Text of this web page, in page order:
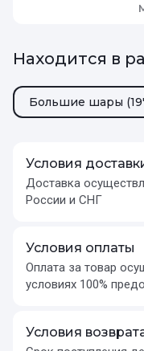
Находится в
Большие шары
Условия
Доставка
России и СНГ
Условия оплаты
Оплата за товар
условиях 100%
Условия